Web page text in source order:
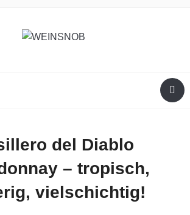
del Diablo
– tropisch,
vielschichtig!